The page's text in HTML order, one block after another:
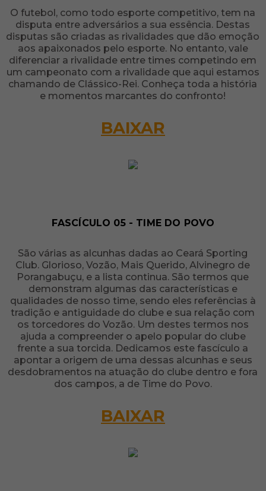
O futebol, como todo esporte competitivo, tem na
disputa entre adversários a sua essência. Destas
disputas são criadas as rivalidades que dão emoção
aos apaixonados pelo esporte. No entanto, vale
diferenciar a rivalidade entre times competindo em
um campeonato com a rivalidade que aqui estamos
chamando de Clássico-Rei. Conheça toda a história
e momentos marcantes do confronto!
BAIXAR
FASCÍCULO 05 - TIME DO POVO
São várias as alcunhas dadas ao Ceará Sporting
Club. Glorioso, Vozão, Mais Querido, Alvinegro de
Porangabuçu, e a lista continua. São termos que
demonstram algumas das características e
qualidades de nosso time, sendo eles referências à
tradição e antiguidade do clube e sua relação com
os torcedores do Vozão. Um destes termos nos
ajuda a compreender o apelo popular do clube
frente a sua torcida. Dedicamos este fascículo a
apontar a origem de uma dessas alcunhas e seus
desdobramentos na atuação do clube dentro e fora
dos campos, a de Time do Povo.
BAIXAR